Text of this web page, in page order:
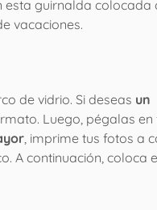
esta guirnalda colocada
vacaciones.
de vidrio. Si deseas un
Luego, pégalas en
, imprime tus fotos a
A continuación, coloca